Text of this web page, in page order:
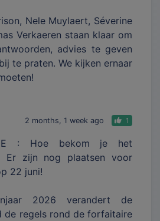
Nele Muylaert, Séverine
Verkaeren staan klaar om
advies te geven
te praten. We kijken ernaar
2 months, 1 week ago 1
: Hoe bekom je het
Er zijn nog plaatsen voor
22 juni!
2026 verandert de
de regels rond de forfaitaire